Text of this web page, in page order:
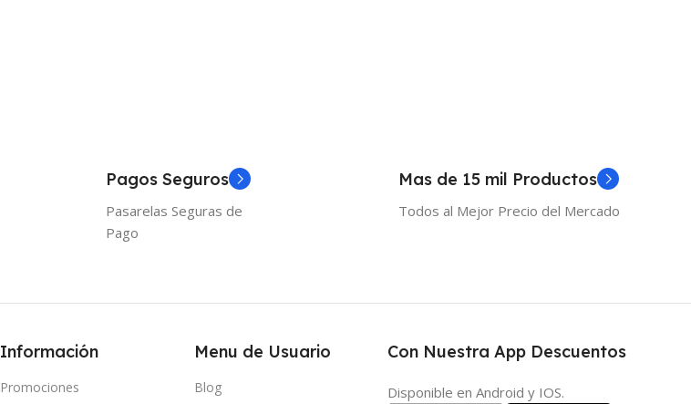
Pagos Seguros
Pasarelas Seguras de
Pago
Mas de 15 mil Productos
Todos al Mejor Precio del Mercado
Información
Promociones
Menu de Usuario
Blog
Con Nuestra App Descuentos
Disponible en Android y IOS.